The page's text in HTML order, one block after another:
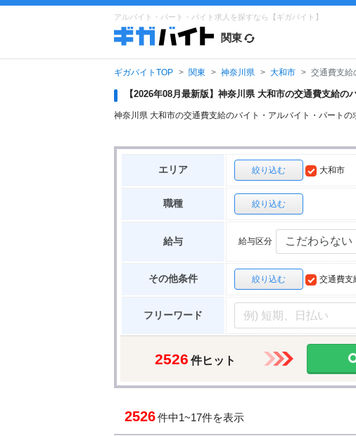
アルバイト・パート・バイト求人を探すなら【ギガバイト】
関東
ギガバイトTOP 関東 神奈川県 大和市 交通費支給
【2026年08月最新版】神奈川県 大和市の交通費支給
神奈川県 大和市の交通費支給のバイト・アルバイト・パート
エリア 絞り込む 大和市
職種 絞り込む
給与 給与区分
その他条件 絞り込む 交通費支
フリーワード
2526 件ヒット
2526件中1~17件を表示